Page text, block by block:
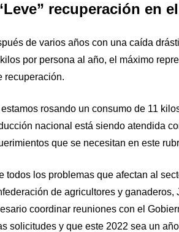
recuperación en
de varios años con una caída
por persona al año, el máximo
recuperación.
estamos rosando un consumo de 11
nacional está siendo atendida
que se necesitan en este
todos los problemas que afectan al
de agricultores y ganaderos,
coordinar reuniones con el
solicitudes y que este 2022 sea un